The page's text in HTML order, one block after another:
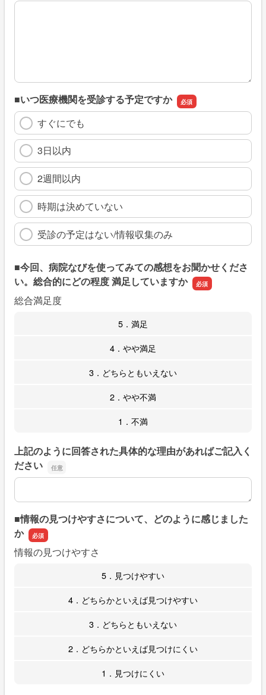
※具体的に、どのような情報を探していましたか
■いつ医療機関を受診する予定ですか
すぐにでも
3日以内
2週間以内
時期は決めていない
受診の予定はない/情報収集のみ
■今回、病院なびを使ってみての感想をお聞かせくださ
い。総合的にどの程度 満足していますか
総合満足度
5．満足
4．やや満足
3．どちらともいえない
2．やや不満
1．不満
上記のように回答された具体的な理由があればご記入く
ださい
上記のように回答された具体的な理由があればご記入くだ
■情報の見つけやすさについて、どのように感じました
か
情報の見つけやすさ
5．見つけやすい
4．どちらかといえば見つけやすい
3．どちらともいえない
2．どちらかといえば見つけにくい
1．見つけにくい